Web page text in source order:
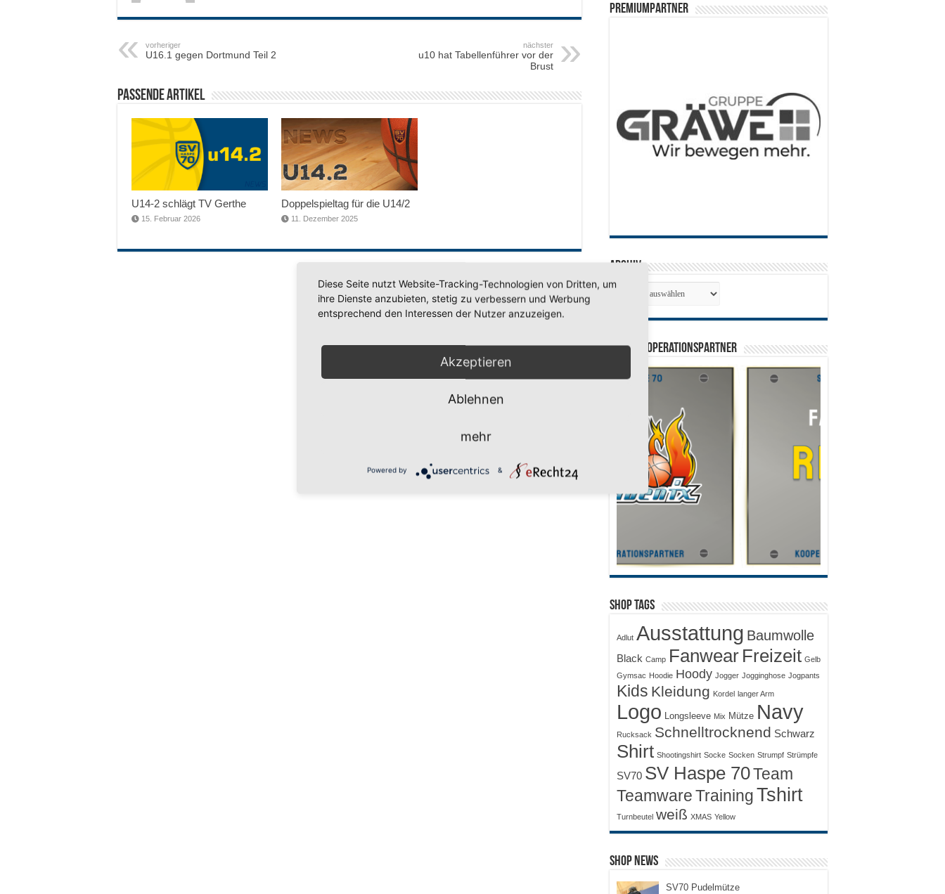
vorheriger
U16.1 gegen Dortmund Teil 2
nächster
u10 hat Tabellenführer vor der
Brust
Passende Artikel
U14-2 schlägt TV Gerthe
15. Februar 2026
Doppelspieltag für die U14/2
11. Dezember 2025
PREMIUMPARTNER
Archiv
SV 70 Kooperationspartner
Shop Tags
Adlut Ausstattung Baumwolle
Black Camp Fanwear Freizeit Gelb
Gymsac Hoodie Hoody Jogger Jogginghose Jogpants
Kids Kleidung Kordel langer Arm
Logo Longsleeve Mix Mütze Navy
Rucksack Schnelltrocknend Schwarz
Shirt Shootingshirt Socke Socken Strumpf Strümpfe
SV70 SV Haspe 70Team
Teamware TrainingTshirt
Turnbeutel weiß XMAS Yellow
Shop News
SV70 Pudelmütze
Diese Seite nutzt Website-Tracking-Technologien von Dritten, um
ihre Dienste anzubieten, stetig zu verbessern und Werbung
entsprechend den Interessen der Nutzer anzuzeigen.
Akzeptieren
Ablehnen
mehr
Powered by &